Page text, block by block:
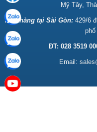
Mỹ Tây,
Kho hàng tại Sài Gòn: 429/6
ĐT: 028 3519
Email: